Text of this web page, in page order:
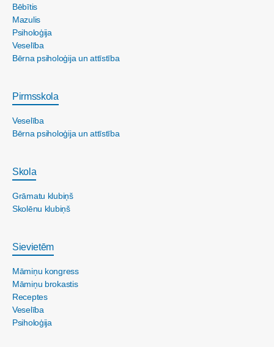
Bēbītis
Mazulis
Psiholoģija
Veselība
Bērna psiholoģija un attīstība
Pirmsskola
Veselība
Bērna psiholoģija un attīstība
Skola
Grāmatu klubiņš
Skolēnu klubiņš
Sievietēm
Māmiņu kongress
Māmiņu brokastis
Receptes
Veselība
Psiholoģija